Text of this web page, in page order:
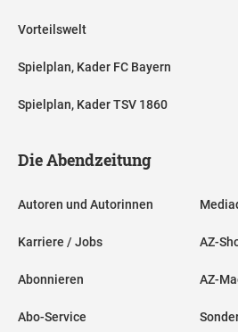
Vorteilswelt
Spielplan, Kader FC Bayern
Spielplan, Kader TSV 1860
Die Abendzeitung
Autoren und Autorinnen
Karriere / Jobs
Abonnieren
Abo-Service
AZ-
AZ-